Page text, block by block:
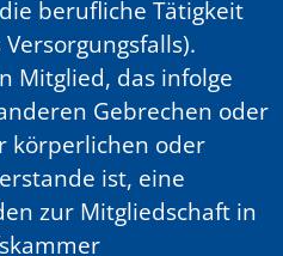
berufliche Tätigkeit
Mitglied, das infolge
Gebrechen oder
körperlichen oder
ist, eine
zur Mitgliedschaft in